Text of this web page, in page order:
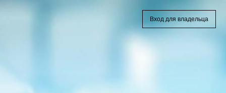
Вход для владельца